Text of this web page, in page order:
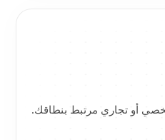
أو تجاري مرتبط بنطاقك.